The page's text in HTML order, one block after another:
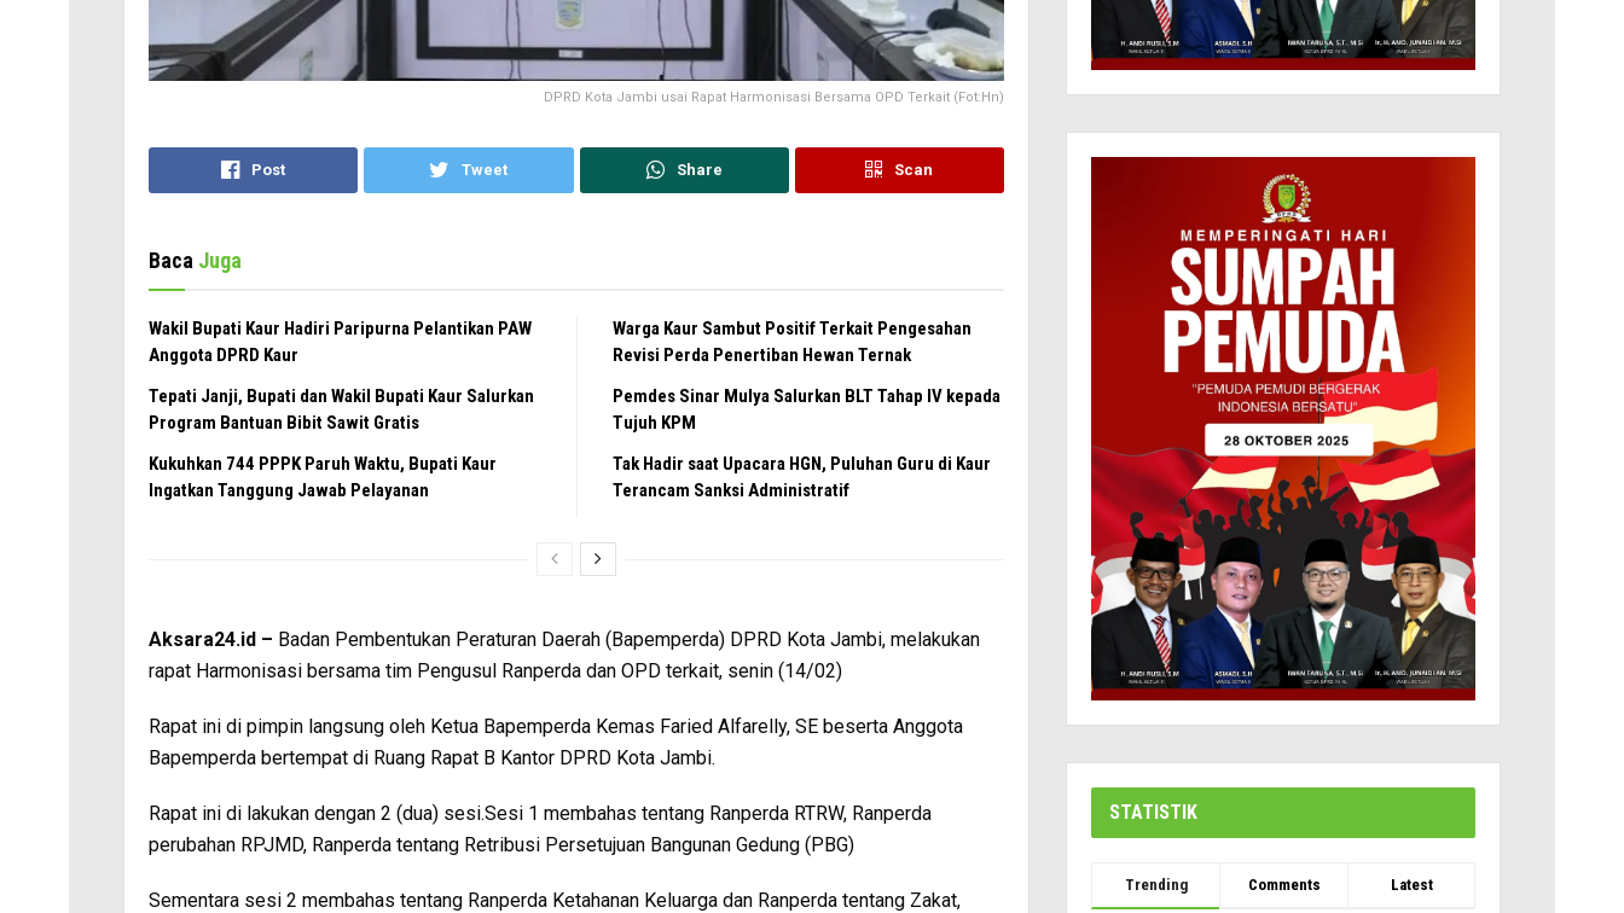
DPRD Kota Jambi usai Rapat Harmonisasi Bersama OPD Terkait (Fot:Hn)
Post Tweet Share Scan
Baca Juga
Wakil Bupati Kaur Hadiri Paripurna Pelantikan PAW
Anggota DPRD Kaur
Tepati Janji, Bupati dan Wakil Bupati Kaur Salurkan
Program Bantuan Bibit Sawit Gratis
Kukuhkan 744 PPPK Paruh Waktu, Bupati Kaur
Ingatkan Tanggung Jawab Pelayanan
Warga Kaur Sambut Positif Terkait Pengesahan
Revisi Perda Penertiban Hewan Ternak
Pemdes Sinar Mulya Salurkan BLT Tahap IV kepada
Tujuh KPM
Tak Hadir saat Upacara HGN, Puluhan Guru di Kaur
Terancam Sanksi Administratif
Aksara24.id – Badan Pembentukan Peraturan Daerah (Bapemperda) DPRD Kota Jambi, melakukan
rapat Harmonisasi bersama tim Pengusul Ranperda dan OPD terkait, senin (14/02)
Rapat ini di pimpin langsung oleh Ketua Bapemperda Kemas Faried Alfarelly, SE beserta Anggota
Bapemperda bertempat di Ruang Rapat B Kantor DPRD Kota Jambi.
Rapat ini di lakukan dengan 2 (dua) sesi.Sesi 1 membahas tentang Ranperda RTRW, Ranperda
perubahan RPJMD, Ranperda tentang Retribusi Persetujuan Bangunan Gedung (PBG)
Sementara sesi 2 membahas tentang Ranperda Ketahanan Keluarga dan Ranperda tentang Zakat,
STATISTIK
Trending Comments Latest